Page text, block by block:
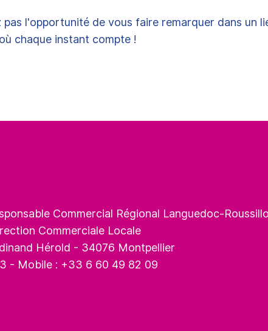
pas l'opportunité de vous faire remarquer dans un
chaque instant compte !
Commercial Régional Languedoc-
Commerciale Locale
Hérold - 34076 Montpellier
- Mobile : +33 6 60 49 82 09